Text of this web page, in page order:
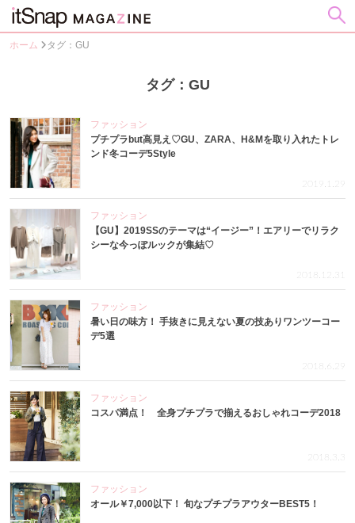
ホーム タグ：GU
タグ：GU
ファッション
プチプラbut高見え♡GU、ZARA、H&Mを取り入れたトレ
ンド冬コーデ5Style
2019.1.29
ファッション
【GU】2019SSのテーマは“イージー”！エアリーでリラク
シーな今っぽルックが集結♡
2018.12.31
ファッション
暑い日の味方！ 手抜きに見えない夏の技ありワンツーコー
デ5選
2018.6.29
ファッション
コスパ満点！ 全身プチプラで揃えるおしゃれコーデ2018
2018.3.3
ファッション
オール￥7,000以下！ 旬なプチプラアウターBEST5！